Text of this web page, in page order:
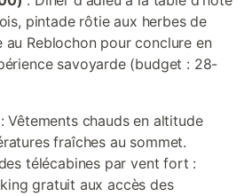
pintade rôtie aux herbes de
Reblochon pour conclure en
savoyarde (budget : 28-
Vêtements chauds en altitude
fraîches au sommet.
télécabines par vent fort :
gratuit aux accès des